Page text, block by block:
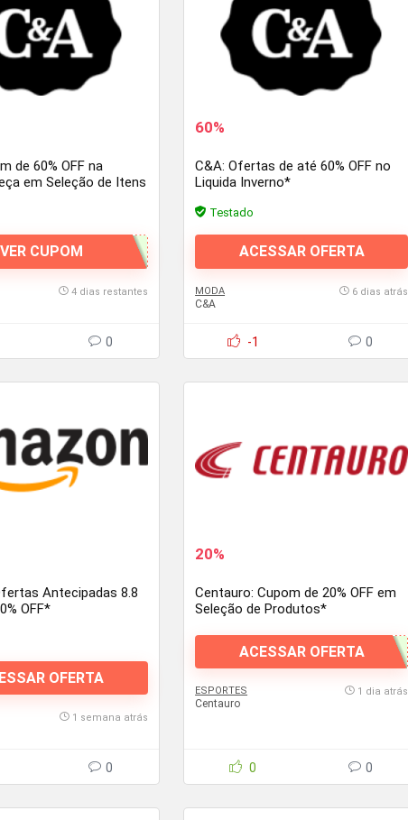
de 60% OFF na
em Seleção de Itens
VER CUPOM
4 dias restantes
0
60%
C&A: Ofertas de até 60% OFF no
Liquida Inverno*
Testado
ACESSAR OFERTA
MODA
C&A
6 dias atrás
-1 0
Antecipadas 8.8
OFF*
OFERTA
1 semana atrás
0
20%
Centauro: Cupom de 20% OFF em
Seleção de Produtos*
ACESSAR OFERTA
ESPORTES
Centauro
1 dia atrás
0 0